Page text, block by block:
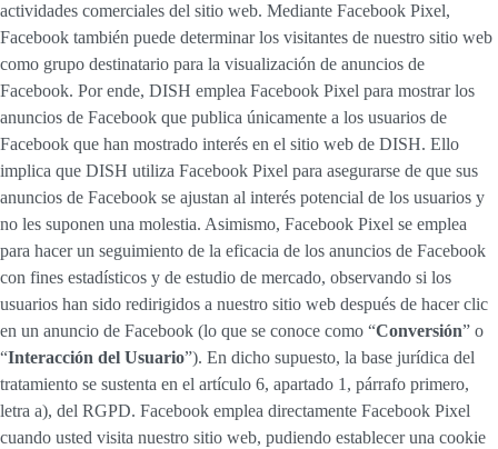
actividades comerciales del sitio web. Mediante Facebook Pixel,
Facebook también puede determinar los visitantes de nuestro sitio web
como grupo destinatario para la visualización de anuncios de
Facebook. Por ende, DISH emplea Facebook Pixel para mostrar los
anuncios de Facebook que publica únicamente a los usuarios de
Facebook que han mostrado interés en el sitio web de DISH. Ello
implica que DISH utiliza Facebook Pixel para asegurarse de que sus
anuncios de Facebook se ajustan al interés potencial de los usuarios y
no les suponen una molestia. Asimismo, Facebook Pixel se emplea
para hacer un seguimiento de la eficacia de los anuncios de Facebook
con fines estadísticos y de estudio de mercado, observando si los
usuarios han sido redirigidos a nuestro sitio web después de hacer clic
en un anuncio de Facebook (lo que se conoce como “Conversión” o
“Interacción del Usuario”). En dicho supuesto, la base jurídica del
tratamiento se sustenta en el artículo 6, apartado 1, párrafo primero,
letra a), del RGPD. Facebook emplea directamente Facebook Pixel
cuando usted visita nuestro sitio web, pudiendo establecer una cookie